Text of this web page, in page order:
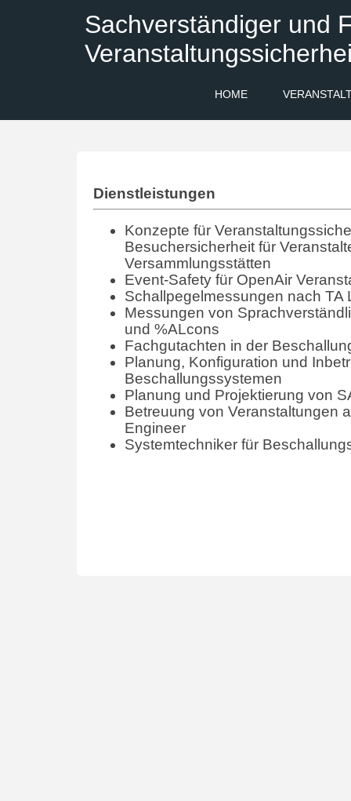
Sachverständiger und
HOME
Dienstleistungen
Konzepte für
Besuchersicherheit für
Versammlungsstätten
Event-Safety für OpenAir
Schallpegelmessungen nach TA
Messungen von
und %ALcons
Fachgutachten in der
Planung, Konfiguration und
Beschallungssystemen
Planung und Projektierung von
Betreuung von Veranstaltungen
Engineer
Systemtechniker für